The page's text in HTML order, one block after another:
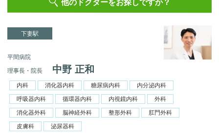
他のドクターをお探しですか？
下妻駅
平間病院
理事長・院長
中野 正和
内科 消化器内科 糖尿病内科
内分泌内科
呼吸器内科
循環器内科 内視鏡内科
外科
消化器外科
脳神経外科 整形外科
肛門外科
皮膚科
泌尿器科